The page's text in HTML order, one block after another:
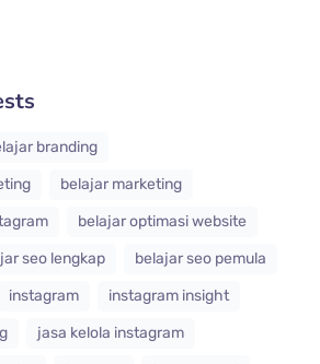
branding
belajar marketing
belajar optimasi website
seo lengkap
belajar seo pemula
instagram
instagram insight
jasa kelola instagram